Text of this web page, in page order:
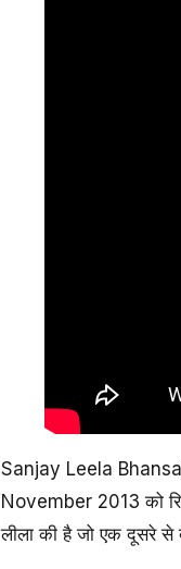
Sanjay Leela Bhansali
November 2013 को
लीला की है जो एक दूसरे से